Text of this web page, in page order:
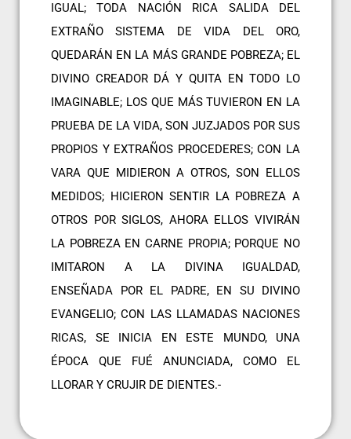
IGUAL; TODA NACIÓN RICA SALIDA DEL
EXTRAÑO SISTEMA DE VIDA DEL ORO,
QUEDARÁN EN LA MÁS GRANDE POBREZA; EL
DIVINO CREADOR DÁ Y QUITA EN TODO LO
IMAGINABLE; LOS QUE MÁS TUVIERON EN LA
PRUEBA DE LA VIDA, SON JUZJADOS POR SUS
PROPIOS Y EXTRAÑOS PROCEDERES; CON LA
VARA QUE MIDIERON A OTROS, SON ELLOS
MEDIDOS; HICIERON SENTIR LA POBREZA A
OTROS POR SIGLOS, AHORA ELLOS VIVIRÁN
LA POBREZA EN CARNE PROPIA; PORQUE NO
IMITARON A LA DIVINA IGUALDAD,
ENSEÑADA POR EL PADRE, EN SU DIVINO
EVANGELIO; CON LAS LLAMADAS NACIONES
RICAS, SE INICIA EN ESTE MUNDO, UNA
ÉPOCA QUE FUÉ ANUNCIADA, COMO EL
LLORAR Y CRUJIR DE DIENTES.-